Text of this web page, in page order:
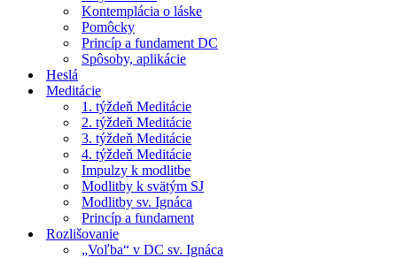
Kontemplácia o láske
Pomôcky
Princíp a fundament DC
Spôsoby, aplikácie
Heslá
Meditácie
1. týždeň Meditácie
2. týždeň Meditácie
3. týždeň Meditácie
4. týždeň Meditácie
Impulzy k modlitbe
Modlitby k svätým SJ
Modlitby sv. Ignáca
Princíp a fundament
Rozlišovanie
„Voľba“ v DC sv. Ignáca